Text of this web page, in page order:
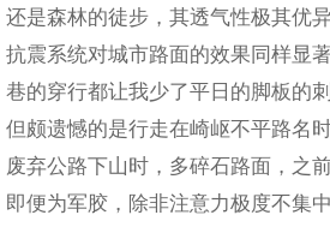
还是森林的徒步，其透气性极其优
抗震系统对城市路面的效果同样显
巷的穿行都让我少了平日的脚板的刺
但颇遗憾的是行走在崎岖不平路名
废弃公路下山时，多碎石路面，之
即便为军胶，除非注意力极度不集